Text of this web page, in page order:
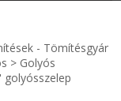
- Tömítésgyár
> Golyós
golyósszelep